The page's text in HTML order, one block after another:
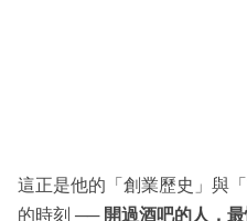
這正是他的「創業歷史」與
的時刻 ── 開過酒吧的人，